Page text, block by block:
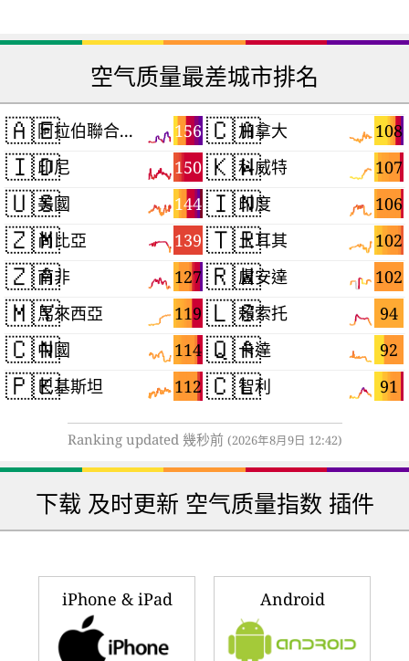
空气质量最差城市排名
🇦🇪 156
阿拉伯聯合大公國
🇮🇩 150
印尼
🇺🇸 144
美國
🇿🇲 139
尚比亞
🇿🇦 127
南非
🇲🇾 119
馬來西亞
🇨🇳 114
中國
🇵🇰 112
巴基斯坦
🇨🇦 108
加拿大
🇰🇼 107
科威特
🇮🇳 106
印度
🇹🇷 102
土耳其
🇷🇼 102
盧安達
🇱🇸 94
賴索托
🇶🇦 92
卡達
🇨🇱 91
智利
Ranking updated 幾秒前 (2026年8月9日 12:42)
下载 及时更新 空气质量指数 插件
iPhone & iPad Android